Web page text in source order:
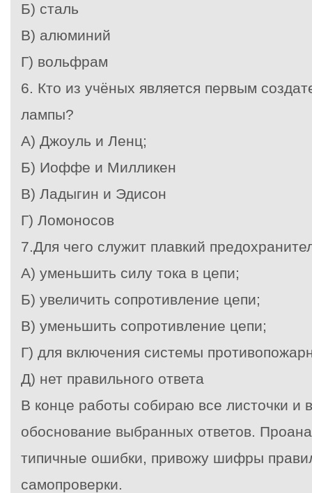
Б) сталь
В) алюминий
Г) вольфрам
6. Кто из учёных является первым
лампы?
А) Джоуль и Ленц;
Б) Иоффе и Милликен
В) Ладыгин и Эдисон
Г) Ломоносов
7.Для чего служит плавкий
А) уменьшить силу тока в цепи;
Б) увеличить сопротивление цепи;
В) уменьшить сопротивление цепи;
Г) для включения системы
Д) нет правильного ответа
В конце работы собираю все листочки и
обоснование выбранных ответов.
типичные ошибки, привожу шифры
самопроверки.